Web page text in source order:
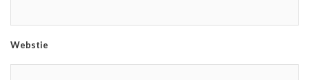
Webstie